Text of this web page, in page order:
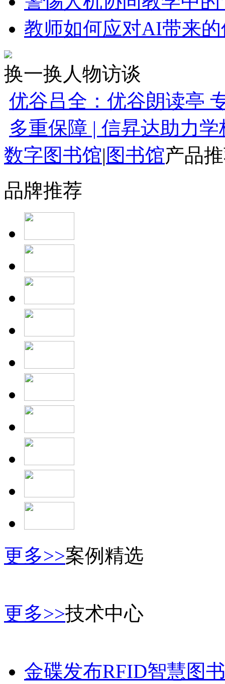
教师如何应对AI带来
换一换
人物访谈
优谷吕全：优谷朗读亭
多重保障 | 信昇达助力
数字图书馆|图书馆产品
品牌推荐
更多>> 案例精选
更多>> 技术中心
金碟发布RFID智慧图